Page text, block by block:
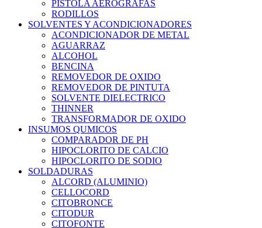
PISTOLA AEROGRAFAS
RODILLOS
SOLVENTES Y ACONDICIONADORES
ACONDICIONADOR DE METAL
AGUARRAZ
ALCOHOL
BENCINA
REMOVEDOR DE OXIDO
REMOVEDOR DE PINTUTA
SOLVENTE DIELECTRICO
THINNER
TRANSFORMADOR DE OXIDO
INSUMOS QUMICOS
COMPARADOR DE PH
HIPOCLORITO DE CALCIO
HIPOCLORITO DE SODIO
SOLDADURAS
ALCORD (ALUMINIO)
CELLOCORD
CITOBRONCE
CITODUR
CITOFONTE